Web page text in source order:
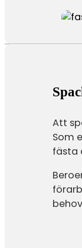
Att
Som
fästa